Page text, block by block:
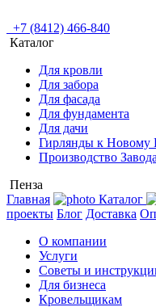
+7 (8412) 466-840
Каталог
Для кровли
Для забора
Для фасада
Для фундамента
Для дачи
Гирлянды к Новому
Производство
Пенза
Главная
Каталог
проекты Блог Доставка
О компании
Услуги
Советы и
Для бизнеса
Кровельщикам